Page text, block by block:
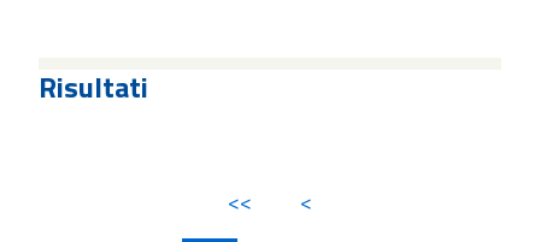
Risultati
<< <